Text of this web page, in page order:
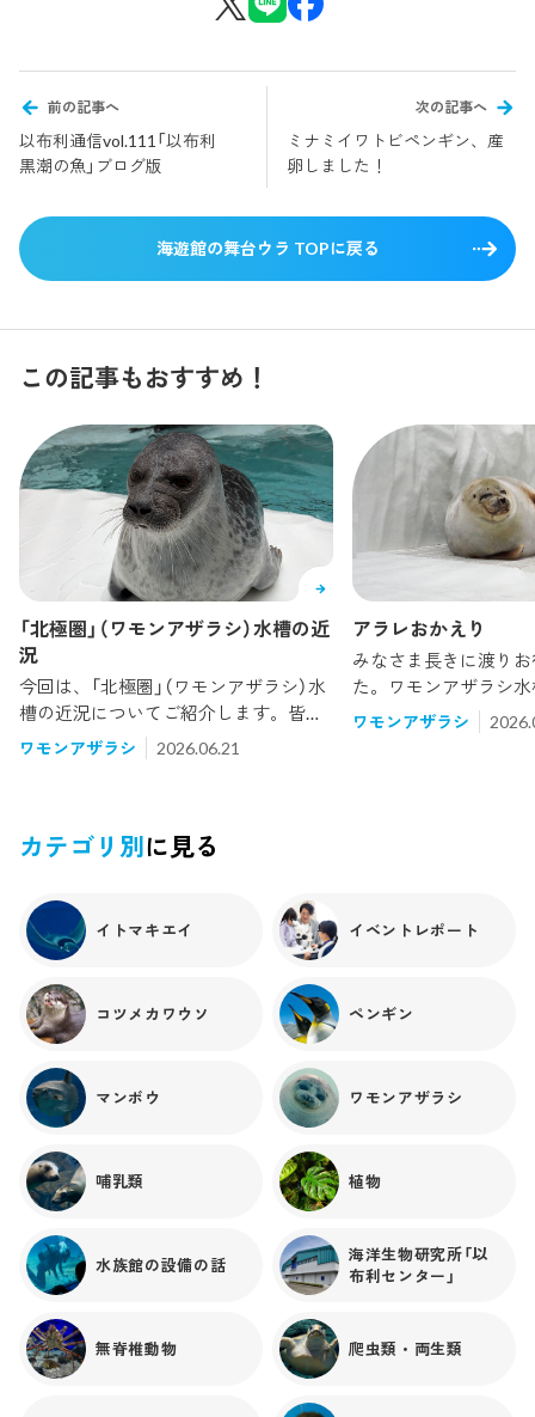
前の記事へ
以布利通信vol.111「以布利
黒潮の魚」ブログ版
次の記事へ
ミナミイワトビペンギン、産
卵しました！
海遊館の舞台ウラ TOPに戻る
この記事もおすすめ！
「北極圏」（ワモンアザラシ）水槽の近
況
今回は、「北極圏」（ワモンアザラシ）水
槽の近況についてご紹介します。皆様
は水槽外側の上部にワモンアザラシを
紹介しているモニターがあるのをご存
ワモンアザラシ 2026.06.21
アラレおかえり
みなさま長きに渡り
た。ワモンアザラシ
こり笑っているよう
あの子が帰って来ま
ワモンアザラシ
カテゴリ別に見る
イトマキエイ イベントレポート
コツメカワウソ ペンギン
マンボウ ワモンアザラシ
哺乳類 植物
水族館の設備の話
海洋生物研究所「以
布利センター」
無脊椎動物 爬虫類・両生類